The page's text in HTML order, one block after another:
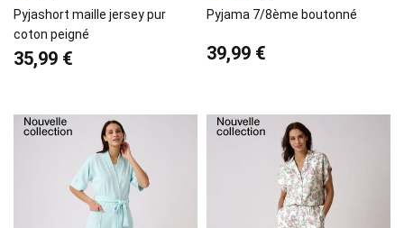
Pyjashort maille jersey pur
coton peigné
35,99 €
Pyjama 7/8ème boutonné
39,99 €